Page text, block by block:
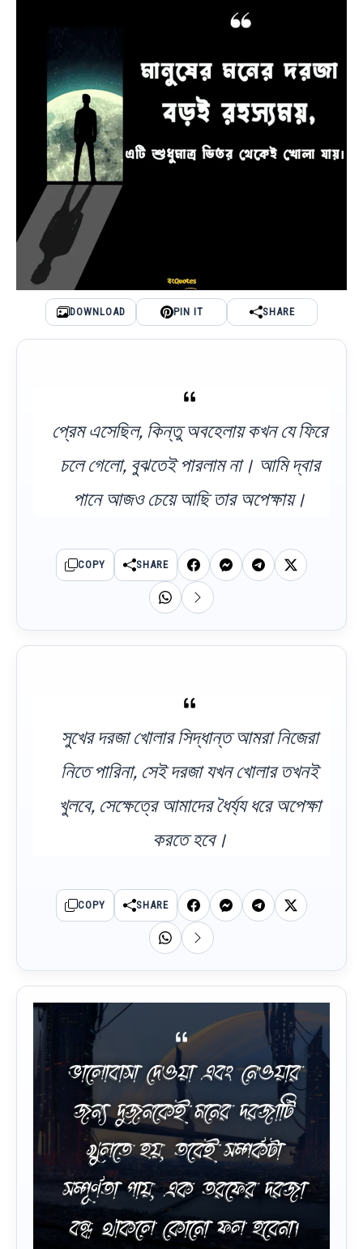
DOWNLOAD PIN IT SHARE
প্রেম এসেছিল, কিন্তু অবহেলায় কখন যে ফিরে
চলে গেলো, বুঝতেই পারলাম না। আমি দ্বার
পানে আজও চেয়ে আছি তার অপেক্ষায়।
COPY SHARE
সুখের দরজা খোলার সিদ্ধান্ত আমরা নিজেরা
নিতে পারিনা, সেই দরজা যখন খোলার তখনই
খুলবে, সেক্ষেত্রে আমাদের ধৈর্য্য ধরে অপেক্ষা
করতে হবে।
COPY SHARE
ভালোবাসা দেওয়া এবং নেওয়ার
জন্য দুজনকেই মনের দরজাটি
খুলতে হয়, তবেই সম্পর্কটা
সম্পূর্ণতা পায়, এক তরফের দরজা
বন্ধ থাকলে কোনো ফল হবেনা।